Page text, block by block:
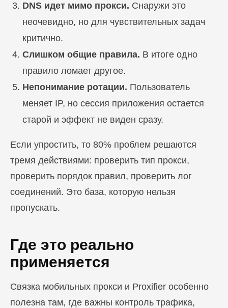
DNS идет мимо прокси. Снаружи это
неочевидно, но для чувствительных задач
критично.
Слишком общие правила. В итоге одно
правило ломает другое.
Непонимание ротации. Пользователь
меняет IP, но сессия приложения остается
старой и эффект не виден сразу.
Если упростить, то 80% проблем решаются
тремя действиями: проверить тип прокси,
проверить порядок правил, проверить лог
соединений. Это база, которую нельзя
пропускать.
Где это реально
применяется
Связка мобильных прокси и Proxifier особенно
полезна там, где важны контроль трафика,
Похожиестатьи
Блог
ПЕРЕЙТИ В БЛОГ
ПЕРЕЙТИ В БЛОГ